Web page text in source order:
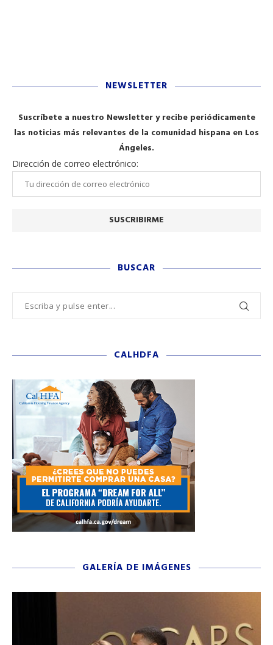
NEWSLETTER
Suscríbete a nuestro Newsletter y recibe periódicamente
las noticias más relevantes de la comunidad hispana en Los
Ángeles.
Dirección de correo electrónico:
BUSCAR
CALHDFA
GALERÍA DE IMÁGENES